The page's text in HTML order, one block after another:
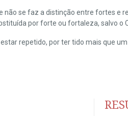
não se faz a distinção entre fortes e
por forte ou fortaleza, salvo o
repetido, por ter tido mais que um